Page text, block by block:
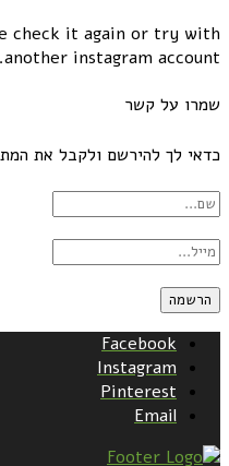
check it again or try with
another instagram account.
שמרו על קשר
כדאי לך להירשם ולקבל את
Facebook
Instagram
Pinterest
Email